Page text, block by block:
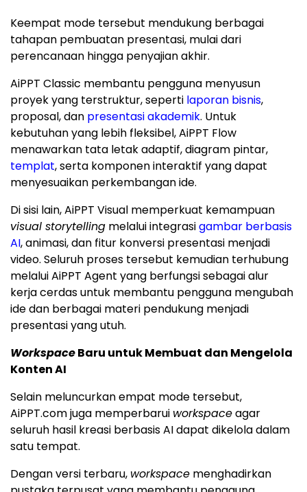
Keempat mode tersebut mendukung berbagai
tahapan pembuatan presentasi, mulai dari
perencanaan hingga penyajian akhir.
AiPPT Classic membantu pengguna menyusun
proyek yang terstruktur, seperti laporan bisnis,
proposal, dan presentasi akademik. Untuk
kebutuhan yang lebih fleksibel, AiPPT Flow
menawarkan tata letak adaptif, diagram pintar,
templat, serta komponen interaktif yang dapat
menyesuaikan perkembangan ide.
Di sisi lain, AiPPT Visual memperkuat kemampuan
visual storytelling melalui integrasigambar berbasis
AI, animasi, dan fitur konversi presentasi menjadi
video. Seluruh proses tersebut kemudian terhubung
melalui AiPPT Agent yang berfungsi sebagai alur
kerja cerdas untuk membantu pengguna mengubah
ide dan berbagai materi pendukung menjadi
presentasi yang utuh.
WorkspaceBaru untuk Membuat dan Mengelola
Konten AI
Selain meluncurkan empat mode tersebut,
AiPPT.com juga memperbarui workspaceagar
seluruh hasil kreasi berbasis AI dapat dikelola dalam
satu tempat.
Dengan versi terbaru, workspace menghadirkan